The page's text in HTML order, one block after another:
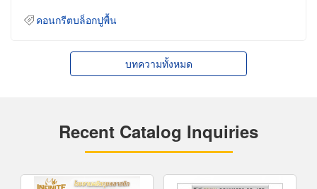
คอนกรีตบล็อกปูพื้น
บทความทั้งหมด
Recent Catalog Inquiries